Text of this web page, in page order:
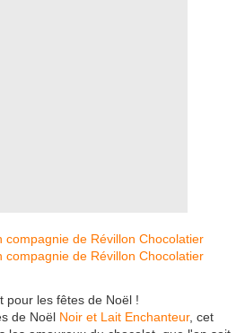
pour les fêtes de Noël !
de Noël Noir et Lait Enchanteur, cet